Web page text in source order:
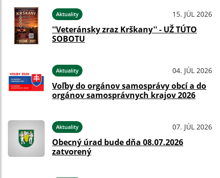
Aktuality 15. JÚL 2026
''Veteránsky zraz Krškany'' - UŽ TÚTO
SOBOTU
Aktuality 04. JÚL 2026
Voľby do orgánov samosprávy obcí a do
orgánov samosprávnych krajov 2026
Aktuality 07. JÚL 2026
Obecný úrad bude dňa 08.07.2026
zatvorený